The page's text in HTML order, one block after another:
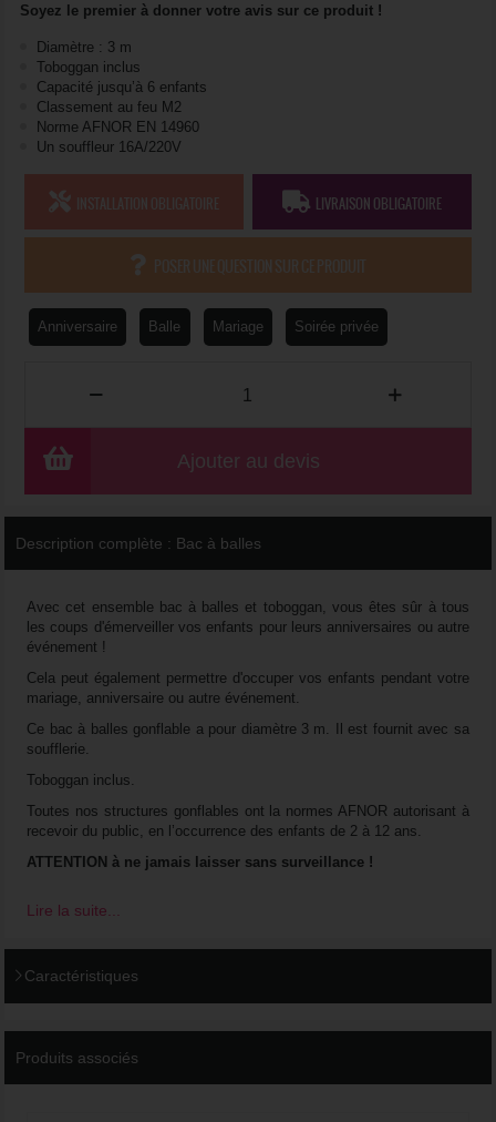
Soyez le premier à donner votre avis sur ce produit !
Diamètre : 3 m
Toboggan inclus
Capacité jusqu’à 6 enfants
Classement au feu M2
Norme AFNOR EN 14960
Un souffleur 16A/220V
INSTALLATION OBLIGATOIRE LIVRAISON OBLIGATOIRE
POSER UNE QUESTION SUR CE PRODUIT
Anniversaire Balle Mariage Soirée privée
Ajouter au devis
Description complète : Bac à balles
Avec cet ensemble bac à balles et toboggan, vous êtes sûr à tous
les coups d'émerveiller vos enfants pour leurs anniversaires ou autre
événement !
Cela peut également permettre d'occuper vos enfants pendant votre
mariage, anniversaire ou autre événement.
Ce bac à balles gonflable a pour diamètre 3 m. Il est fournit avec sa
soufflerie.
Toboggan inclus.
Toutes nos structures gonflables ont la normes AFNOR autorisant à
recevoir du public, en l’occurrence des enfants de 2 à 12 ans.
ATTENTION à ne jamais laisser sans surveillance !
Lire la suite...
Caractéristiques
Produits associés